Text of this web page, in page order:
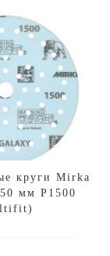
круги Mirka
мм P1500